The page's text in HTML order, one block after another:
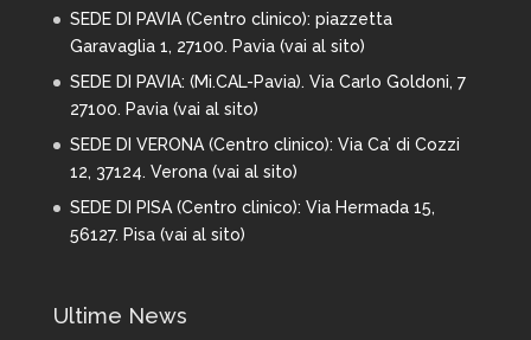
SEDE DI PAVIA (Centro clinico): piazzetta
Garavaglia 1, 27100. Pavia (vai al sito)
SEDE DI PAVIA: (Mi.CAL-Pavia). Via Carlo Goldoni, 7
27100. Pavia (vai al sito)
SEDE DI VERONA (Centro clinico): Via Ca’ di Cozzi
12, 37124. Verona (vai al sito)
SEDE DI PISA (Centro clinico): Via Hermada 15,
56127. Pisa (vai al sito)
Ultime News